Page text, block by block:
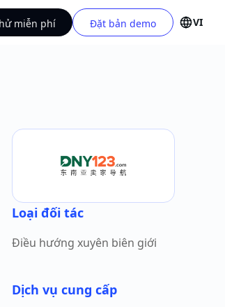
miễn phí Đặt bản demo VI
Loại đối tác
Điều hướng xuyên biên giới
Dịch vụ cung cấp